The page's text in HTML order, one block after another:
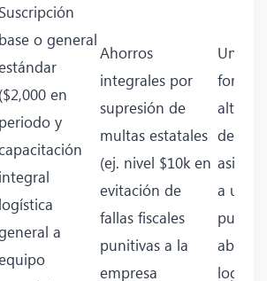
Suscripción
base o general
($2,000 en
periodo y
integral
logística
a
Ahorros
integrales por
supresión de
multas estatales
(ej. nivel $10k en
evitación de
fallas fiscales
punitivas a la
empresa
Una
formal
a un
puro